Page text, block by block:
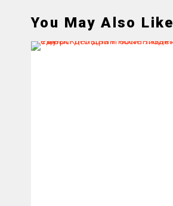
You May Also Like